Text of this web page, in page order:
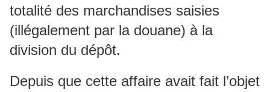
totalité des marchandises saisies
(illégalement par la douane) à la
division du dépôt.
Depuis que cette affaire avait fait l’objet